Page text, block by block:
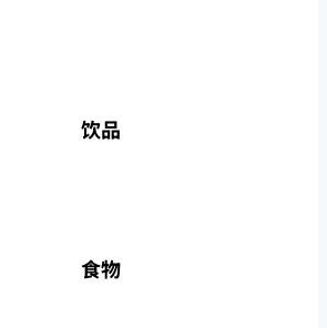
饮品
食物